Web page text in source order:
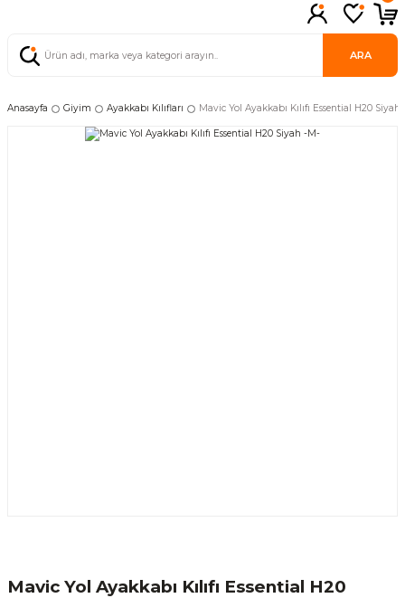
ARA
Anasayfa Giyim Ayakkabı Kılıfları Mavic Yol Ayakkabı Kılıfı Essential H20 Siyah
Mavic Yol Ayakkabı Kılıfı Essential H20